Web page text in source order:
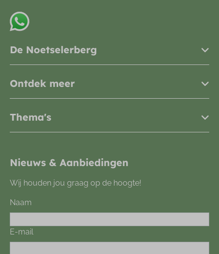
De Noetselerberg
Ontdek meer
Thema's
Nieuws & Aanbiedingen
Wij houden jou graag op de hoogte!
Naam
E-mail